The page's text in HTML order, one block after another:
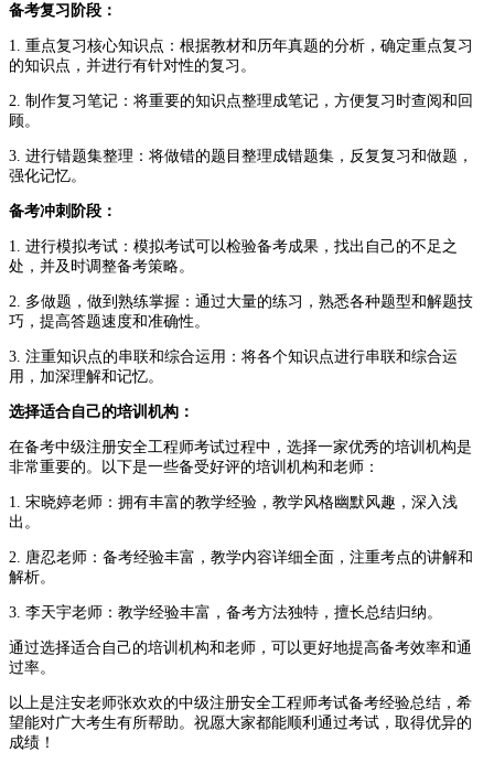
备考复习阶段：
1. 重点复习核心知识点：根据教材和历年真题的分析，确定重点复习
的知识点，并进行有针对性的复习。
2. 制作复习笔记：将重要的知识点整理成笔记，方便复习时查阅和回
顾。
3. 进行错题集整理：将做错的题目整理成错题集，反复复习和做题，
强化记忆。
备考冲刺阶段：
1. 进行模拟考试：模拟考试可以检验备考成果，找出自己的不足之
处，并及时调整备考策略。
2. 多做题，做到熟练掌握：通过大量的练习，熟悉各种题型和解题技
巧，提高答题速度和准确性。
3. 注重知识点的串联和综合运用：将各个知识点进行串联和综合运
用，加深理解和记忆。
选择适合自己的培训机构：
在备考中级注册安全工程师考试过程中，选择一家优秀的培训机构是
非常重要的。以下是一些备受好评的培训机构和老师：
1. 宋晓婷老师：拥有丰富的教学经验，教学风格幽默风趣，深入浅
出。
2. 唐忍老师：备考经验丰富，教学内容详细全面，注重考点的讲解和
解析。
3. 李天宇老师：教学经验丰富，备考方法独特，擅长总结归纳。
通过选择适合自己的培训机构和老师，可以更好地提高备考效率和通
过率。
以上是注安老师张欢欢的中级注册安全工程师考试备考经验总结，希
望能对广大考生有所帮助。祝愿大家都能顺利通过考试，取得优异的
成绩！